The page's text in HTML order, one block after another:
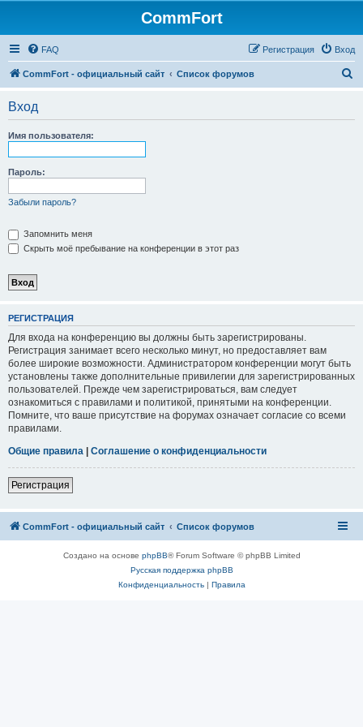
CommFort
FAQ Вход
Регистрация
CommFort - официальный сайт Список форумов
Вход
Имя пользователя:
Пароль:
Забыли пароль?
Запомнить меня
Скрыть моё пребывание на конференции в этот раз
РЕГИСТРАЦИЯ
Для входа на конференцию вы должны быть зарегистрированы.
Регистрация занимает всего несколько минут, но предоставляет вам
более широкие возможности. Администратором конференции могут быть
установлены также дополнительные привилегии для зарегистрированных
пользователей. Прежде чем зарегистрироваться, вам следует
ознакомиться с правилами и политикой, принятыми на конференции.
Помните, что ваше присутствие на форумах означает согласие со всеми
правилами.
Общие правила | Соглашение о конфиденциальности
Регистрация
CommFort - официальный сайт Список форумов
Создано на основе phpBB® Forum Software © phpBB Limited
Русская поддержка phpBB
Конфиденциальность| Правила